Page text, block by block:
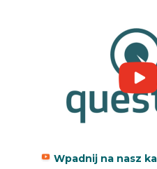
Wpadnij na nasz